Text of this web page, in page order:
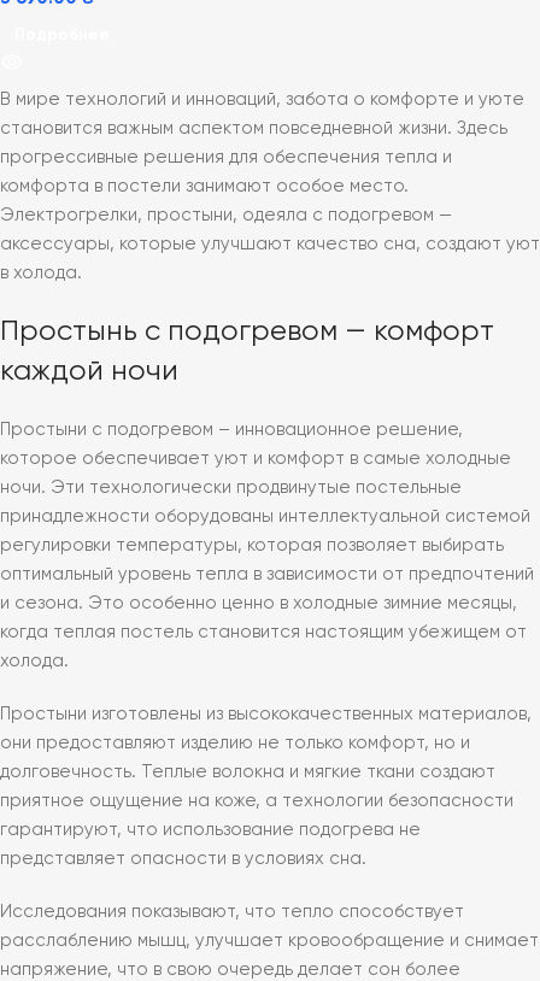
В мире технологий и инноваций, забота о комфорте и уюте
становится важным аспектом повседневной жизни. Здесь
прогрессивные решения для обеспечения тепла и
комфорта в постели занимают особое место.
Электрогрелки, простыни, одеяла с подогревом —
аксессуары, которые улучшают качество сна, создают уют
в холода.
Простынь с подогревом — комфорт
каждой ночи
Простыни с подогревом – инновационное решение,
которое обеспечивает уют и комфорт в самые холодные
ночи. Эти технологически продвинутые постельные
принадлежности оборудованы интеллектуальной системой
регулировки температуры, которая позволяет выбирать
оптимальный уровень тепла в зависимости от предпочтений
и сезона. Это особенно ценно в холодные зимние месяцы,
когда теплая постель становится настоящим убежищем от
холода.
Простыни изготовлены из высококачественных материалов,
они предоставляют изделию не только комфорт, но и
долговечность. Теплые волокна и мягкие ткани создают
приятное ощущение на коже, а технологии безопасности
гарантируют, что использование подогрева не
представляет опасности в условиях сна.
Исследования показывают, что тепло способствует
расслаблению мышц, улучшает кровообращение и снимает
напряжение, что в свою очередь делает сон более